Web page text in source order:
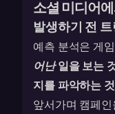
소셜 미디어
발생하기 전
예측 분석은 게
어난일을 보는
지를 파악하는
앞서가며 캠페